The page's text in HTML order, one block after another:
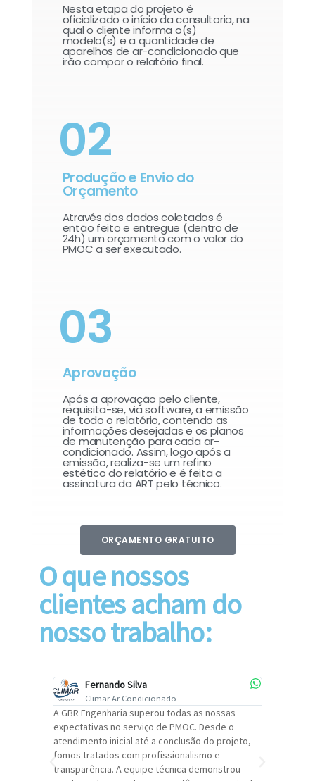
Nesta etapa do projeto é
oficializado o início da consultoria, na
qual o cliente informa o(s)
modelo(s) e a quantidade de
aparelhos de ar-condicionado que
irão compor o relatório final.​
02
Produção e Envio do
Orçamento
Através dos dados coletados é
então feito e entregue (dentro de
24h) um orçamento com o valor do
PMOC a ser executado.
03
Aprovação
Após a aprovação pelo cliente,
requisita-se, via software, a emissão
de todo o relatório, contendo as
informações desejadas e os planos
de manutenção para cada ar-
condicionado. Assim, logo após a
emissão, realiza-se um refino
estético do relatório e é feita a
assinatura da ART pelo técnico.
ORÇAMENTO GRATUITO
O que nossos
clientes acham do
nosso trabalho:
Fernando Silva
Climar Ar Condicionado
A GBR Engenharia superou todas as nossas
expectativas no serviço de PMOC. Desde o
atendimento inicial até a conclusão do projeto,
fomos tratados com profissionalismo e
transparência. A equipe técnica demonstrou